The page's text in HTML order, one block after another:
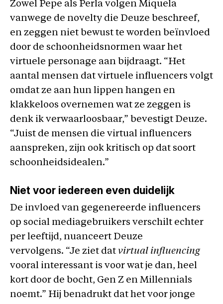
Zowel Pepe als Perla volgen Miquela
vanwege de novelty die Deuze beschreef,
en zeggen niet bewust te worden beïnvloed
door de schoonheidsnormen waar het
virtuele personage aan bijdraagt. “Het
aantal mensen dat virtuele influencers volgt
omdat ze aan hun lippen hangen en
klakkeloos overnemen wat ze zeggen is
denk ik verwaarloosbaar,” bevestigt Deuze.
“Juist de mensen die virtual influencers
aanspreken, zijn ook kritisch op dat soort
schoonheidsidealen.”
Niet voor iedereen even duidelijk
De invloed van gegenereerde influencers
op social mediagebruikers verschilt echter
per leeftijd, nuanceert Deuze
vervolgens. “Je ziet dat virtual influencing
vooral interessant is voor wat je dan, heel
kort door de bocht, Gen Z en Millennials
noemt.” Hij benadrukt dat het voor jonge